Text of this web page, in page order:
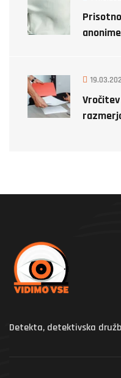
Detekta, detektivska